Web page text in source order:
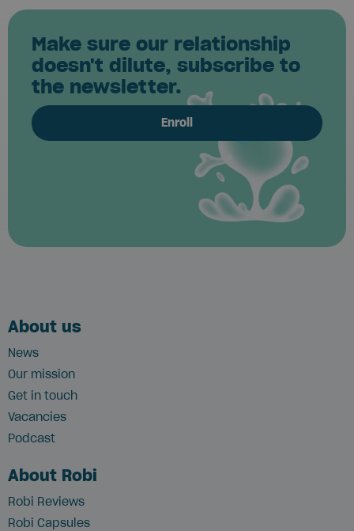
Make sure our relationship
doesn't dilute, subscribe to
the newsletter.
Enroll
About us
News
Our mission
Get in touch
Vacancies
Podcast
About Robi
Robi Reviews
Robi Capsules